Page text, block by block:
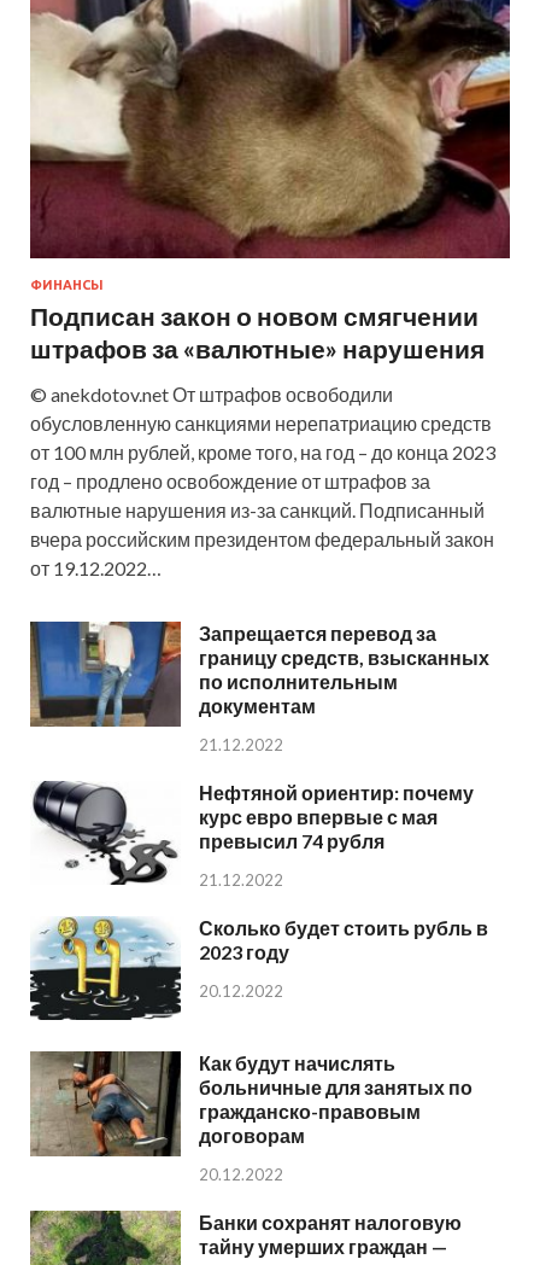
ФИНАНСЫ
Подписан закон о новом смягчении
штрафов за «валютные» нарушения
© anekdotov.net От штрафов освободили
обусловленную санкциями нерепатриацию средств
от 100 млн рублей, кроме того, на год – до конца 2023
год – продлено освобождение от штрафов за
валютные нарушения из-за санкций. Подписанный
вчера российским президентом федеральный закон
от 19.12.2022…
Запрещается перевод за
границу средств, взысканных
по исполнительным
документам
21.12.2022
Нефтяной ориентир: почему
курс евро впервые с мая
превысил 74 рубля
21.12.2022
Сколько будет стоить рубль в
2023 году
20.12.2022
Как будут начислять
больничные для занятых по
гражданско-правовым
договорам
20.12.2022
Банки сохранят налоговую
тайну умерших граждан —